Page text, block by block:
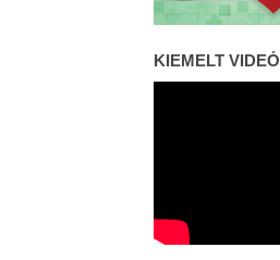
KIEMELT VIDEÓ